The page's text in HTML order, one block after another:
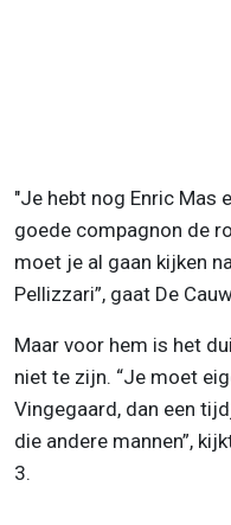
"Je hebt nog Enric Mas
goede compagnon de
moet je al gaan kijken
Pellizzari”, gaat De
Maar voor hem is het
niet te zijn. “Je moet
Vingegaard, dan een
die andere mannen”,
3.